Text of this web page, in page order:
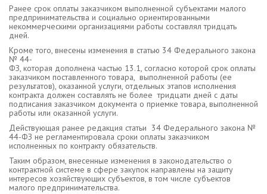
Ранее срок оплаты заказчиком выполненной субъектами малого
предпринимательства и социально ориентированными
некоммерческими организациями работы составлял тридцать
дней.
Кроме того, внесены изменения в статью 34 Федерального закона
№ 44-
ФЗ, которая дополнена частью 13.1, согласно которой срок оплаты
заказчиком поставленного товара, выполненной работы (ее
результатов), оказанной услуги, отдельных этапов исполнения
контракта должен составлять не более тридцати дней с даты
подписания заказчиком документа о приемке товара, выполненной
работы или оказанной услуги.
Действующая ранее редакция статьи 34 Федерального закона №
44-ФЗ не регламентировала сроки оплаты заказчиком
исполненных по контракту обязательств.
Таким образом, внесенные изменения в законодательство о
контрактной системе в сфере закупок направлены на защиту
интересов хозяйствующих субъектов, в том числе субъектов
малого предпринимательства.